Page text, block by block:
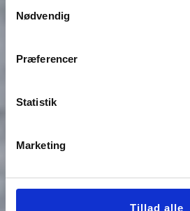
Nødvendig
Præferencer
Statistik
Marketing
Tillad alle